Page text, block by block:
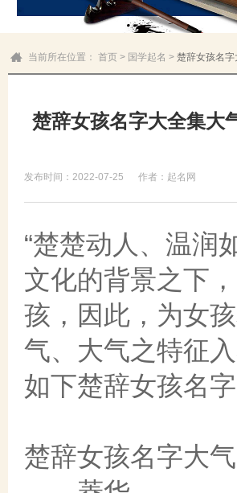
当前所在位置： 首页 > 国学起名 > 楚辞女孩名
楚辞女孩名字大全集大
发布时间：2022-07-25 作者：起名网
“楚楚动人、温润
文化的背景之下
孩，因此，为女
气、大气之特征
如下楚辞女孩名
楚辞女孩名字大